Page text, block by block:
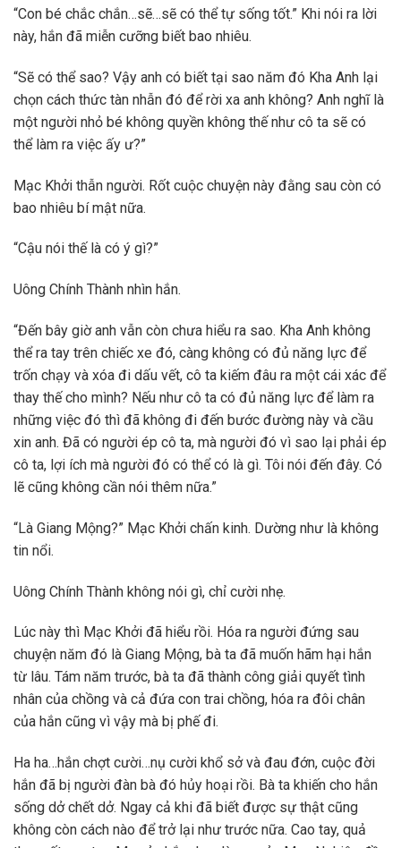
“Con bé chắc chắn…sẽ…sẽ có thể tự sống tốt.” Khi nói ra lời
này, hắn đã miễn cưỡng biết bao nhiêu.
“Sẽ có thể sao? Vậy anh có biết tại sao năm đó Kha Anh lại
chọn cách thức tàn nhẫn đó để rời xa anh không? Anh nghĩ là
một người nhỏ bé không quyền không thế như cô ta sẽ có
thể làm ra việc ấy ư?”
Mạc Khởi thẫn người. Rốt cuộc chuyện này đằng sau còn có
bao nhiêu bí mật nữa.
“Cậu nói thế là có ý gì?”
Uông Chính Thành nhìn hắn.
“Đến bây giờ anh vẫn còn chưa hiểu ra sao. Kha Anh không
thể ra tay trên chiếc xe đó, càng không có đủ năng lực để
trốn chạy và xóa đi dấu vết, cô ta kiếm đâu ra một cái xác để
thay thế cho mình? Nếu như cô ta có đủ năng lực để làm ra
những việc đó thì đã không đi đến bước đường này và cầu
xin anh. Đã có người ép cô ta, mà người đó vì sao lại phải ép
cô ta, lợi ích mà người đó có thể có là gì. Tôi nói đến đây. Có
lẽ cũng không cần nói thêm nữa.”
“Là Giang Mộng?” Mạc Khởi chấn kinh. Dường như là không
tin nổi.
Uông Chính Thành không nói gì, chỉ cười nhẹ.
Lúc này thì Mạc Khởi đã hiểu rồi. Hóa ra người đứng sau
chuyện năm đó là Giang Mộng, bà ta đã muốn hãm hại hắn
từ lâu. Tám năm trước, bà ta đã thành công giải quyết tình
nhân của chồng và cả đứa con trai chồng, hóa ra đôi chân
của hắn cũng vì vậy mà bị phế đi.
Ha ha…hắn chợt cười…nụ cười khổ sở và đau đớn, cuộc đời
hắn đã bị người đàn bà đó hủy hoại rồi. Bà ta khiến cho hắn
sống dở chết dở. Ngay cả khi đã biết được sự thật cũng
không còn cách nào để trở lại như trước nữa. Cao tay, quả